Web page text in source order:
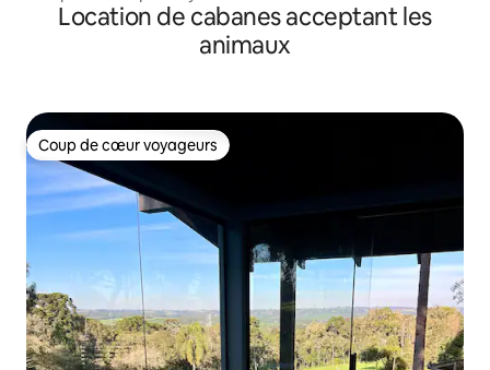
Location de cabanes acceptant les
animaux
Coup de cœur voyageurs
Coup de cœur voyageurs